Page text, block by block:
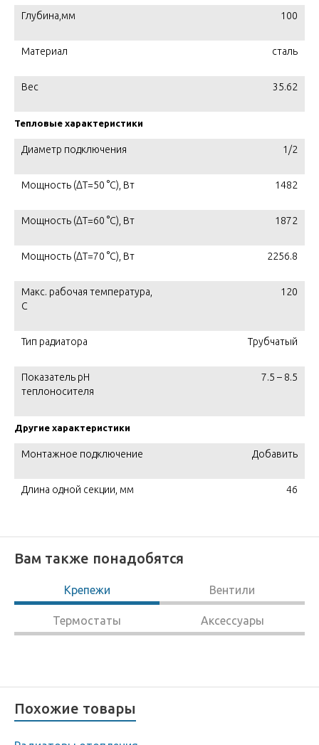
Глубина,мм 100
Материал сталь
Вес 35.62
Тепловые характеристики
Диаметр подключения 1/2
Мощность (ΔT=50 °C), Вт 1482
Мощность (ΔT=60 °C), Вт 1872
Мощность (ΔT=70 °C), Вт 2256.8
Макс. рабочая температура,
C
120
Тип радиатора Трубчатый
Показатель pH
теплоносителя
7.5 – 8.5
Другие характеристики
Монтажное подключение Добавить
Длина одной секции, мм 46
Вам также понадобятся
Крепежи Вентили
Термостаты Аксессуары
Похожие товары